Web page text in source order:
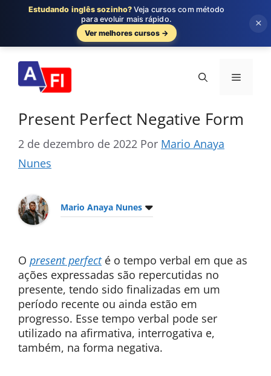
para
conteúdo
Menu
Present Perfect Negative Form
2 de dezembro de 2022 Por Mario Anaya
Nunes
Mario Anaya Nunes
O present perfect é o tempo verbal em que as
ações expressadas são repercutidas no
presente, tendo sido finalizadas em um
período recente ou ainda estão em
progresso. Esse tempo verbal pode ser
utilizado na afirmativa, interrogativa e,
também, na forma negativa.
Estudando inglês sozinho? Veja cursos com método
para evoluir mais rápido.
Ver melhores cursos →
×